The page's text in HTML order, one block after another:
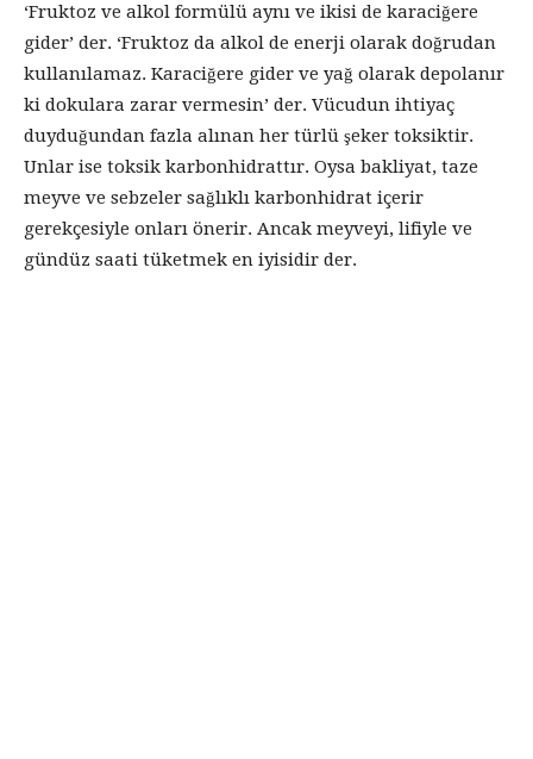
‘Fruktoz ve alkol formülü aynı ve ikisi de karaciğere
gider’ der. ‘Fruktoz da alkol de enerji olarak doğrudan
kullanılamaz. Karaciğere gider ve yağ olarak depolanır
ki dokulara zarar vermesin’ der. Vücudun ihtiyaç
duyduğundan fazla alınan her türlü şeker toksiktir.
Unlar ise toksik karbonhidrattır. Oysa bakliyat, taze
meyve ve sebzeler sağlıklı karbonhidrat içerir
gerekçesiyle onları önerir. Ancak meyveyi, lifiyle ve
gündüz saati tüketmek en iyisidir der.